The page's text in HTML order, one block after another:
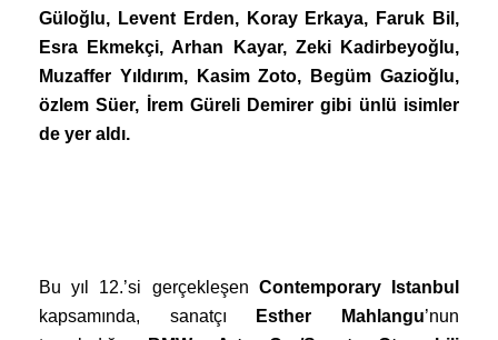
Güloğlu, Levent Erden, Koray Erkaya, Faruk Bil,
Esra Ekmekçi, Arhan Kayar, Zeki Kadirbeyoğlu,
Muzaffer Yıldırım, Kasim Zoto, Begüm Gazioğlu,
özlem Süer, İrem Güreli Demirer gibi ünlü isimler
de yer aldı.
Bu yıl 12.’si gerçekleşen Contemporary Istanbul
kapsamında, sanatçı
Esther Mahlangu’nun